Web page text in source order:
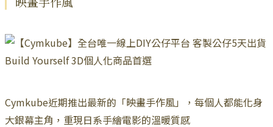
Cymkube近期推出最新的「映畫手作風」，每個人都能化身
大銀幕主角，重現日系手繪電影的溫暖質感